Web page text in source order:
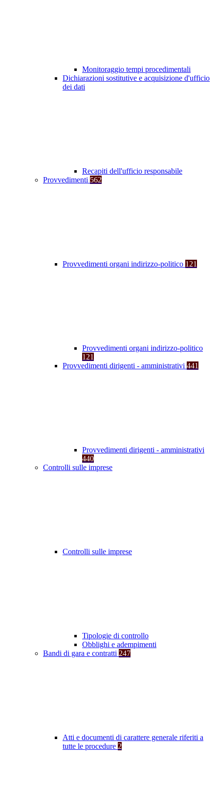
Monitoraggio tempi procedimentali
Dichiarazioni sostitutive e acquisizione d'ufficio
dei dati
Recapiti dell'ufficio responsabile
Provvedimenti 562
Provvedimenti organi indirizzo-politico 121
Provvedimenti organi indirizzo-politico
121
Provvedimenti dirigenti - amministrativi 441
Provvedimenti dirigenti - amministrativi
440
Controlli sulle imprese
Controlli sulle imprese
Tipologie di controllo
Obblighi e adempimenti
Bandi di gara e contratti 247
Atti e documenti di carattere generale riferiti a
tutte le procedure 2